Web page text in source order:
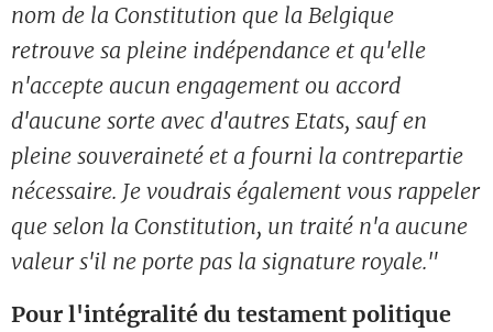
nom de la Constitution que la Belgique
retrouve sa pleine indépendance et qu'elle
n'accepte aucun engagement ou accord
d'aucune sorte avec d'autres Etats, sauf en
pleine souveraineté et a fourni la contrepartie
nécessaire. Je voudrais également vous rappeler
que selon la Constitution, un traité n'a aucune
valeur s'il ne porte pas la signature royale."
Pour l'intégralité du testament politique